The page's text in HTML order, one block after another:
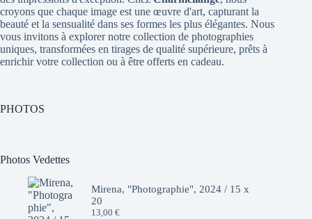
croyons que chaque image est une œuvre d'art, capturant la
beauté et la sensualité dans ses formes les plus élégantes. Nous
vous invitons à explorer notre collection de photographies
uniques, transformées en tirages de qualité supérieure, prêts à
enrichir votre collection ou à être offerts en cadeau.
PHOTOS
Photos Vedettes
Mirena, "Photographie", 2024 / 15 x
20
13,00 €